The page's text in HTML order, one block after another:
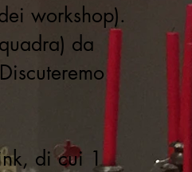
workshop).
da
di cui 1